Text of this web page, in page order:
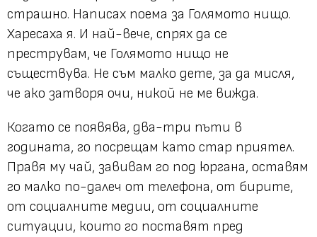
страшно. Написах поема за Голямото нищо.
Харесаха я. И най-вече, спрях да се
преструвам, че Голямото нищо не
съществува. Не съм малко дете, за да мисля,
че ако затворя очи, никой не ме вижда.
Когато се появява, два-три пъти в
годината, го посрещам като стар приятел.
Правя му чай, завивам го под юргана, оставям
го малко по-далеч от телефона, от бирите,
от социалните медии, от социалните
ситуации, които го поставят пред